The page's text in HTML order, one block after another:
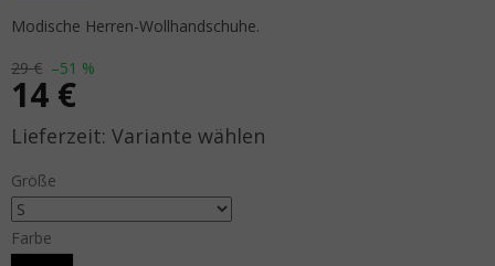
29 € –51 %
14 €
Verkaufspreis: Variante wählen
Größe
Farbe
Modische Herren-Wollhandschuhe.